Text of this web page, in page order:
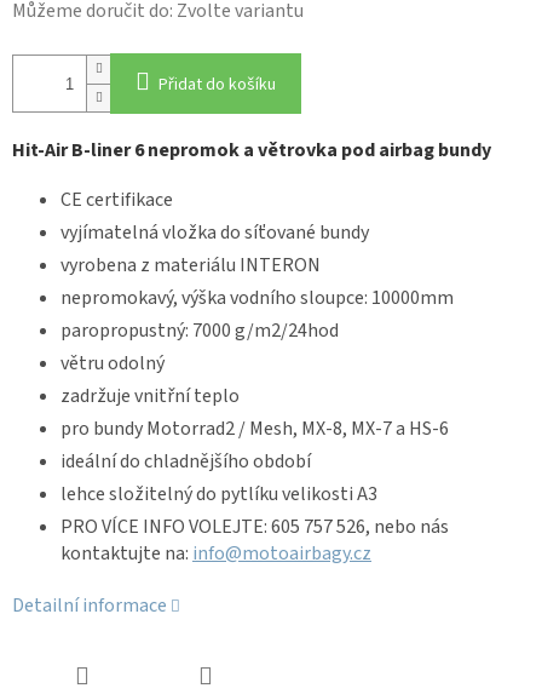
Můžeme doručit do: Zvolte variantu
Přidat do košíku
Hit-Air B-liner 6 nepromok a větrovka pod airbag bundy
CE certifikace
vyjímatelná vložka do síťované bundy
vyrobena z materiálu INTERON
nepromokavý, výška vodního sloupce: 10000mm
paropropustný: 7000 g/m2/24hod
větru odolný
zadržuje vnitřní teplo
pro bundy Motorrad2 / Mesh, MX-8, MX-7 a HS-6
ideální do chladnějšího období
lehce složitelný do pytlíku velikosti A3
PRO VÍCE INFO VOLEJTE: 605 757 526, nebo nás
kontaktujte na:info@motoairbagy.cz
Detailní informace